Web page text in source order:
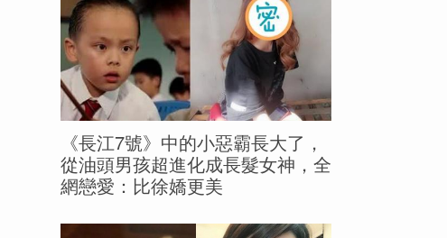
《長江7號》中的小惡霸長大了，
從油頭男孩超進化成長髮女神，全
網戀愛：比徐嬌更美